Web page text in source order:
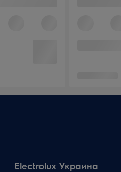
Electrolux Украина